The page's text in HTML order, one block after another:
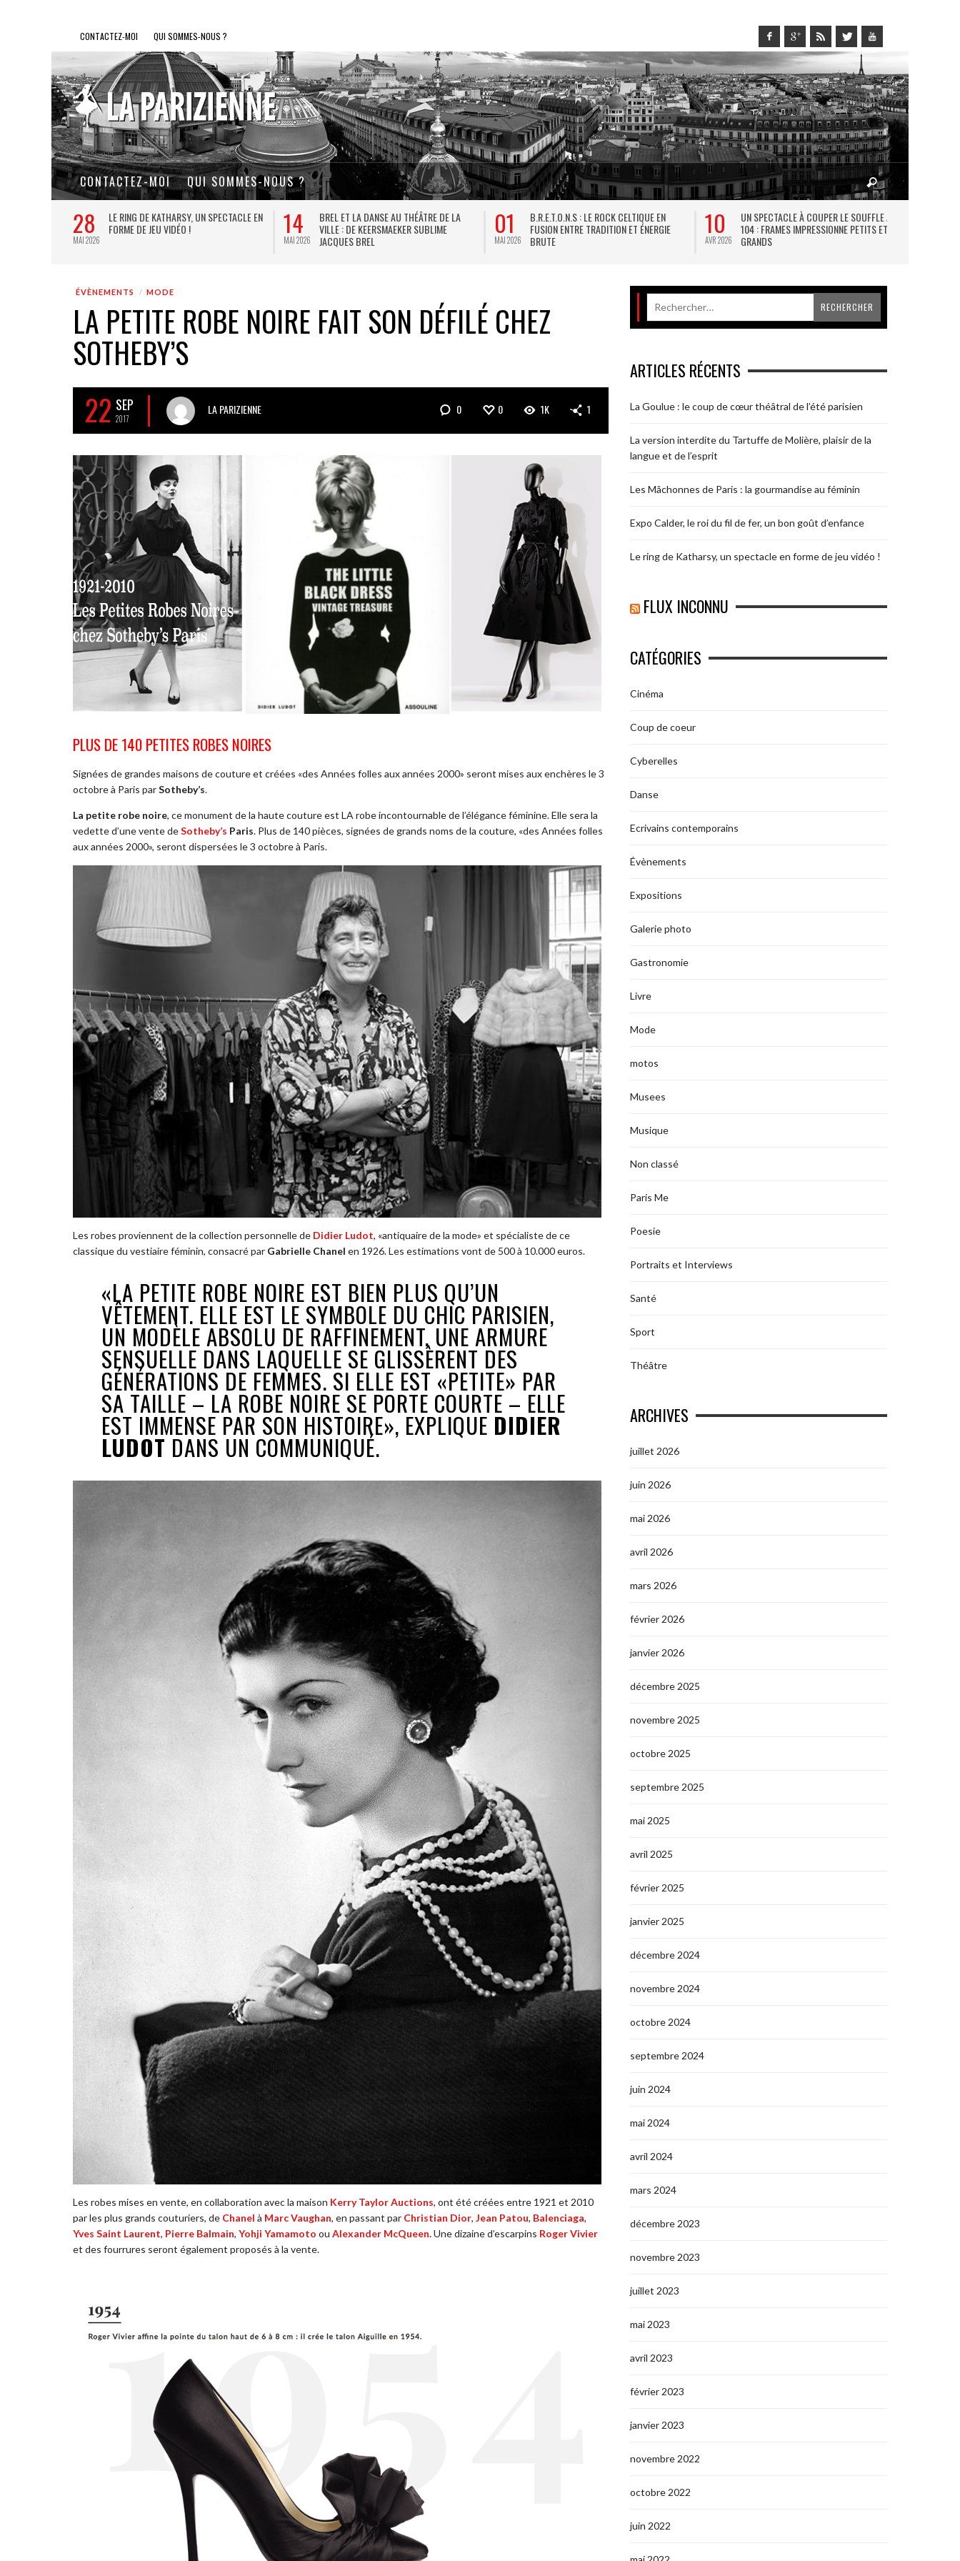
CONTACTEZ-MOI QUI SOMMES-NOUS ?
CONTACTEZ-MOI QUI SOMMES-NOUS ?
28
MAI 2026
LE RING DE KATHARSY, UN SPECTACLE EN
FORME DE JEU VIDÉO !
14
MAI 2026
BREL ET LA DANSE AU THÉÂTRE DE LA
VILLE : DE KEERSMAEKER SUBLIME
JACQUES BREL
01
MAI 2026
B.R.E.T.O.N.S : LE ROCK CELTIQUE EN
FUSION ENTRE TRADITION ET ÉNERGIE
BRUTE
10
AVR 2026
UN SPECTACLE À COUPER LE SOUFFLE AU
104 : FRAMES IMPRESSIONNE PETITS ET
GRANDS
ÉVÈNEMENTS MODE
LA PETITE ROBE NOIRE FAIT SON DÉFILÉ CHEZ
SOTHEBY’S
22 SEP
2017
LA PARIZIENNE 0 0 1K 1
PLUS DE 140 PETITES ROBES NOIRES
Signées de grandes maisons de couture et créées «des Années folles aux années 2000» seront mises aux enchères le 3
octobre à Paris parSotheby’s.
La petite robe noire, ce monument de la haute couture est LA robe incontournable de l’élégance féminine. Elle sera la
vedette d’une vente deSotheby’s Paris. Plus de 140 pièces, signées de grands noms de la couture, «des Années folles
aux années 2000», seront dispersées le 3 octobre à Paris.
Les robes proviennent de la collection personnelle de Didier Ludot, «antiquaire de la mode» et spécialiste de ce
classique du vestiaire féminin, consacré par Gabrielle Chanel en 1926. Les estimations vont de 500 à 10.000 euros.
«LA PETITE ROBE NOIRE EST BIEN PLUS QU’UN
VÊTEMENT. ELLE EST LE SYMBOLE DU CHIC PARISIEN,
UN MODÈLE ABSOLU DE RAFFINEMENT, UNE ARMURE
SENSUELLE DANS LAQUELLE SE GLISSÈRENT DES
GÉNÉRATIONS DE FEMMES. SI ELLE EST «PETITE» PAR
SA TAILLE – LA ROBE NOIRE SE PORTE COURTE – ELLE
EST IMMENSE PAR SON HISTOIRE», EXPLIQUE DIDIER
LUDOT DANS UN COMMUNIQUÉ.
Les robes mises en vente, en collaboration avec la maison Kerry Taylor Auctions, ont été créées entre 1921 et 2010
par les plus grands couturiers, de Chanel à Marc Vaughan, en passant par Christian Dior, Jean Patou, Balenciaga,
Yves Saint Laurent, Pierre Balmain, Yohji Yamamoto ou Alexander McQueen.Une dizaine d’escarpins Roger Vivier
et des fourrures seront également proposés à la vente.
ARTICLES RÉCENTS
La Goulue : le coup de cœur théâtral de l’été parisien
La version interdite du Tartuffe de Molière, plaisir de la
langue et de l’esprit
Les Mâchonnes de Paris : la gourmandise au féminin
Expo Calder, le roi du fil de fer, un bon goût d’enfance
Le ring de Katharsy, un spectacle en forme de jeu vidéo !
FLUX INCONNU
CATÉGORIES
Cinéma
Coup de coeur
Cyberelles
Danse
Ecrivains contemporains
Évènements
Expositions
Galerie photo
Gastronomie
Livre
Mode
motos
Musees
Musique
Non classé
Paris Me
Poesie
Portraits et Interviews
Santé
Sport
Théâtre
ARCHIVES
juillet 2026
juin 2026
mai 2026
avril 2026
mars 2026
février 2026
janvier 2026
décembre 2025
novembre 2025
octobre 2025
septembre 2025
mai 2025
avril 2025
février 2025
janvier 2025
décembre 2024
novembre 2024
octobre 2024
septembre 2024
juin 2024
mai 2024
avril 2024
mars 2024
décembre 2023
novembre 2023
juillet 2023
mai 2023
avril 2023
février 2023
janvier 2023
novembre 2022
octobre 2022
juin 2022